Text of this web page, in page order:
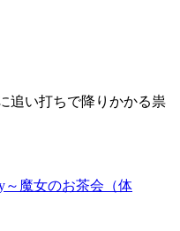
追い打ちで降りかかる祟